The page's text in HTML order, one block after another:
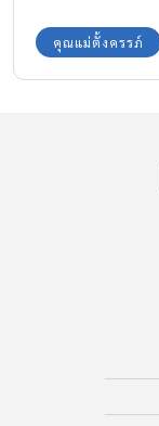
คุณแม่ตั้งครรภ์